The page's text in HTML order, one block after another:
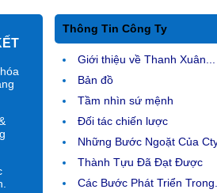
Thông Tin Công Ty
Giới thiệu về Thanh Xuân...
Bản đồ
Tầm nhìn sứ mệnh
Đối tác chiến lược
Những Bước Ngoặt Của
Thành Tựu Đã Đạt Được
Các Bước Phát Triển